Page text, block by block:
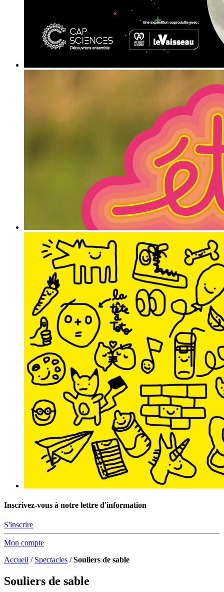
Inscrivez-vous à notre lettre d'information
S'inscrire
Mon compte
Accueil / Spectacles /Souliers de sable
Souliers de sable